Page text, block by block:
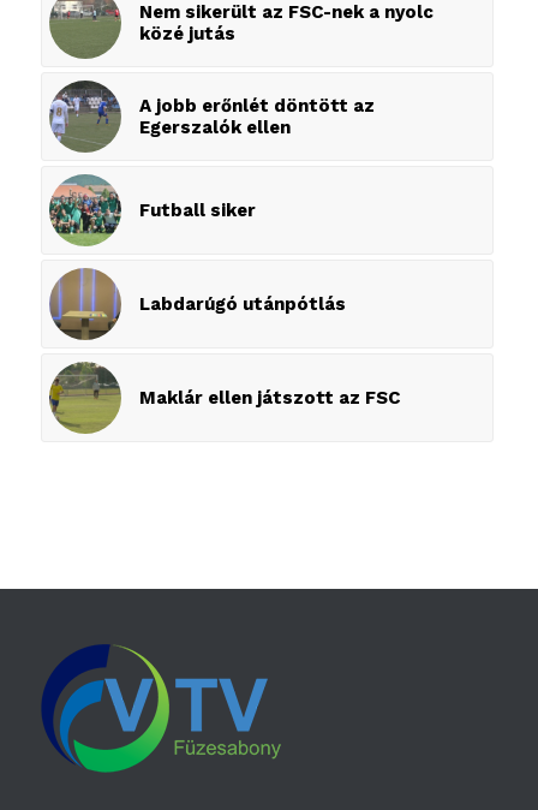
Nem sikerült az FSC-nek a nyolc
közé jutás
A jobb erőnlét döntött az
Egerszalók ellen
Futball siker
Labdarúgó utánpótlás
Maklár ellen játszott az FSC